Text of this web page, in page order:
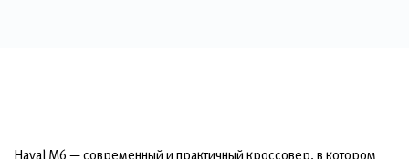
Haval M6 — современный и практичный кроссовер, в котором